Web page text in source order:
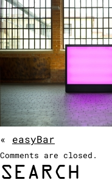
CORPORATE EVENTS
KONZEPTE / CONSULTING
REFERENZEN
VERMIETUNG
TEAM / KONTAKT
COCKTAIL SHOW
ANFRAGE
« easyBar
Comments are closed.
SEARCH